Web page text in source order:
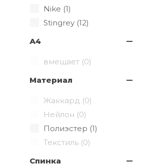
Nike (1)
Stingrey (12)
А4
вмещает (0)
Материал
Жаккард (0)
Нейлон (0)
Полиэстер (1)
Текстиль (0)
Спинка